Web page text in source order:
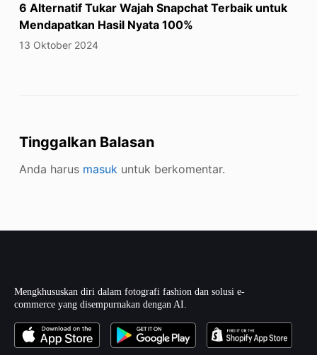
6 Alternatif Tukar Wajah Snapchat Terbaik untuk
Mendapatkan Hasil Nyata 100%
13 Oktober 2024
Tinggalkan Balasan
Anda harus masukuntuk berkomentar.
Mengkhususkan diri dalam fotografi fashion dan solusi e-
commerce yang disempurnakan dengan AI.